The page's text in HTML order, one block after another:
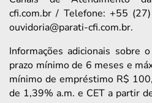
cfi.com.br / Telefone: +55
ouvidoria@parati-cfi.com.br.
Informações adicionais sobre
prazo mínimo de 6 meses e
mínimo de empréstimo R$
de 1,39% a.m. e CET a partir